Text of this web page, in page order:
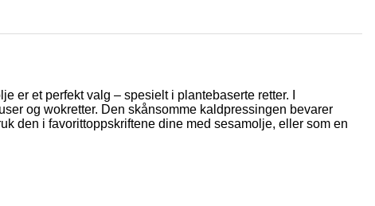
er et perfekt valg – spesielt i plantebaserte retter. I
og wokretter. Den skånsomme kaldpressingen bevarer
den i favorittoppskriftene dine med sesamolje, eller som en